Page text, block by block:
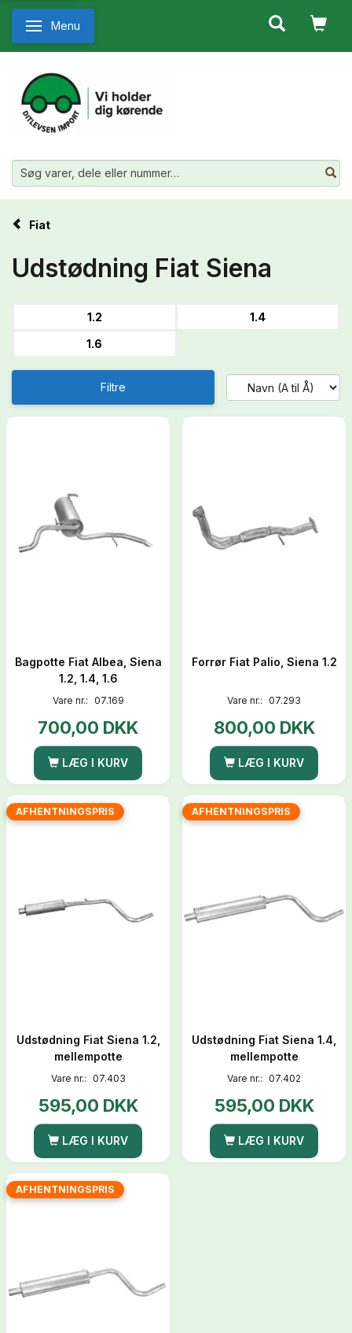
Skifte navigation
Menu
Fiat
Udstødning Fiat Siena
1.2
1.4
1.6
Filtre
Bagpotte Fiat Albea, Siena
1.2, 1.4, 1.6
Vare nr.: 07.169
700,00 DKK
LÆG I KURV
Forrør Fiat Palio, Siena 1.2
Vare nr.: 07.293
800,00 DKK
LÆG I KURV
AFHENTNINGSPRIS
Udstødning Fiat Siena 1.2,
mellempotte
Vare nr.: 07.403
595,00 DKK
LÆG I KURV
AFHENTNINGSPRIS
Udstødning Fiat Siena 1.4,
mellempotte
Vare nr.: 07.402
595,00 DKK
LÆG I KURV
AFHENTNINGSPRIS